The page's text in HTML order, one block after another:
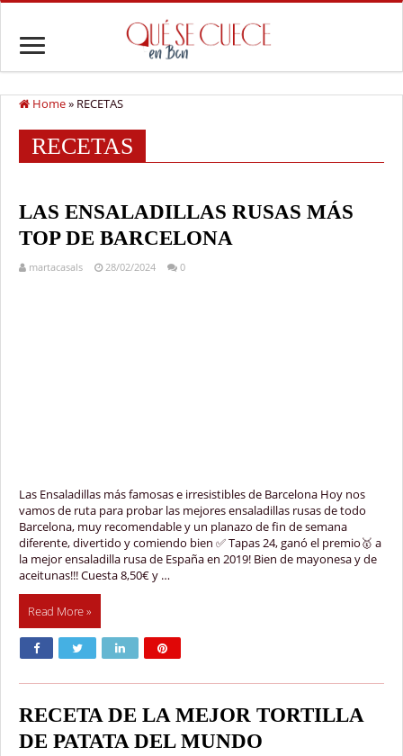
Home» RECETAS
RECETAS
LAS ENSALADILLAS RUSAS MÁS
TOP DE BARCELONA
martacasals 28/02/2024 0
Las Ensaladillas más famosas e irresistibles de Barcelona Hoy nos
vamos de ruta para probar las mejores ensaladillas rusas de todo
Barcelona, muy recomendable y un planazo de fin de semana
diferente, divertido y comiendo bien ✅ Tapas 24, ganó el premio🥇 a
la mejor ensaladilla rusa de España en 2019! Bien de mayonesa y de
aceitunas!!! Cuesta 8,50€ y …
Read More »
RECETA DE LA MEJOR TORTILLA
DE PATATA DEL MUNDO